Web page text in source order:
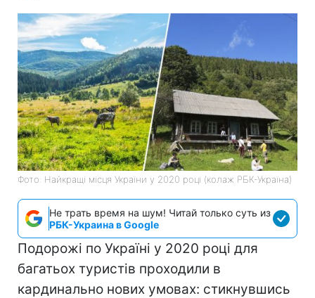
Фото: Найкращі місця України у 2020 році (колаж РБК-Україна)
Не трать время на шум! Читай только суть из
РБК-Украина в Google
Подорожі по Україні у 2020 році для
багатьох туристів проходили в
кардинально нових умовах: стикнувшись